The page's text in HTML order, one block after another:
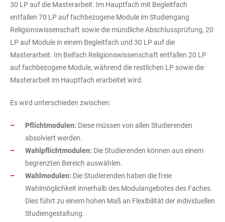
30 LP auf die Masterarbeit. Im Hauptfach mit Begleitfach
entfallen 70 LP auf fachbezogene Module im Studiengang
Religionswissenschaft sowie die mündliche Abschlussprüfung, 20
LP auf Module in einem Begleitfach und 30 LP auf die
Masterarbeit. Im Beifach Religionswissenschaft entfallen 20 LP
auf fachbezogene Module, während die restlichen LP sowie die
Masterarbeit im Hauptfach erarbeitet wird.
Es wird unterschieden zwischen:
Pflichtmodulen: Diese müssen von allen Studierenden
absolviert werden.
Wahlpflichtmodulen: Die Studierenden können aus einem
begrenzten Bereich auswählen.
Wahlmodulen: Die Studierenden haben die freie
Wahlmöglichkeit innerhalb des Modulangebotes des Faches.
Dies führt zu einem hohen Maß an Flexibilität der individuellen
Studiengestaltung.